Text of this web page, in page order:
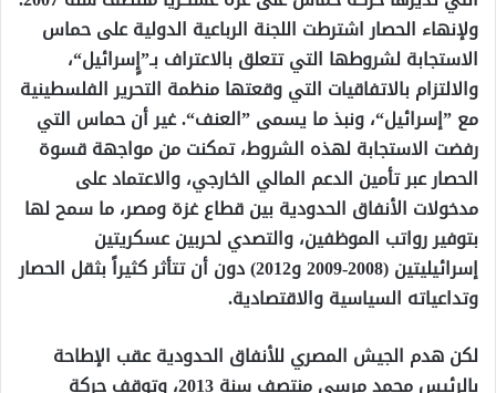
ولإنهاء الحصار اشترطت اللجنة الرباعية الدولية على حماس
الاستجابة لشروطها التي تتعلق بالاعتراف بـ”إٍسرائيل“،
والالتزام بالاتفاقيات التي وقعتها منظمة التحرير الفلسطينية
مع ”إسرائيل“، ونبذ ما يسمى ”العنف“. غير أن حماس التي
رفضت الاستجابة لهذه الشروط، تمكنت من مواجهة قسوة
الحصار عبر تأمين الدعم المالي الخارجي، والاعتماد على
مدخولات الأنفاق الحدودية بين قطاع غزة ومصر، ما سمح لها
بتوفير رواتب الموظفين، والتصدي لحربين عسكريتين
إسرائيليتين (2008-2009 و2012) دون أن تتأثر كثيراً بثقل الحصار
وتداعياته السياسية والاقتصادية.
لكن هدم الجيش المصري للأنفاق الحدودية عقب الإطاحة
بالرئيس محمد مرسي منتصف سنة 2013، وتوقف حركة